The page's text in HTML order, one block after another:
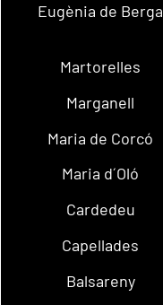
Eugènia de Berga
Martorelles
Marganell
Maria de Corcó
Maria d´Oló
Cardedeu
Capellades
Balsareny